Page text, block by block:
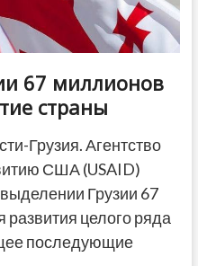
67 миллионов
страны
Грузия. Агентство
США (USAID)
Грузии 67
целого ряда
последующие